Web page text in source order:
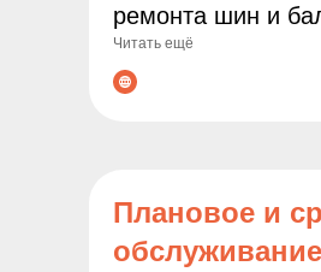
ремонта шин и
Мы используем
оборудование и
безопасность
Доверяя нам
Читать ещё
Плановое и
обслуживание